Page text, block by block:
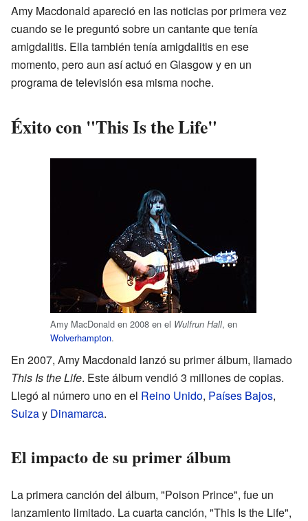
Amy Macdonald apareció en las noticias por primera vez
cuando se le preguntó sobre un cantante que tenía
amigdalitis. Ella también tenía amigdalitis en ese
momento, pero aun así actuó en Glasgow y en un
programa de televisión esa misma noche.
Éxito con "This Is the Life"
Amy MacDonald en 2008 en el Wulfrun Hall, en
Wolverhampton.
En 2007, Amy Macdonald lanzó su primer álbum, llamado
This Is the Life. Este álbum vendió 3 millones de copias.
Llegó al número uno en el Reino Unido, Países Bajos,
Suizay Dinamarca.
El impacto de su primer álbum
La primera canción del álbum, "Poison Prince", fue un
lanzamiento limitado. La cuarta canción, "This Is the Life",